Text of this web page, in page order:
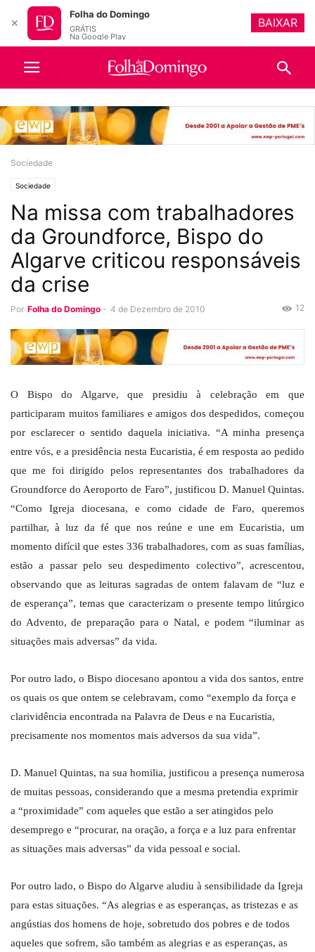
Sociedade
Sociedade
Na missa com trabalhadores
da Groundforce, Bispo do
Algarve criticou responsáveis
da crise
Por Folha do Domingo - 4 de Dezembro de 2010 12
O Bispo do Algarve, que presidiu à celebração em que
participaram muitos familiares e amigos dos despedidos, começou
por esclarecer o sentido daquela iniciativa. “A minha presença
entre vós, e a presidência nesta Eucaristia, é em resposta ao pedido
que me foi dirigido pelos representantes dos trabalhadores da
Groundforce do Aeroporto de Faro”, justificou D. Manuel Quintas.
“Como Igreja diocesana, e como cidade de Faro, queremos
partilhar, à luz da fé que nos reúne e une em Eucaristia, um
momento difícil que estes 336 trabalhadores, com as suas famílias,
estão a passar pelo seu despedimento colectivo”, acrescentou,
observando que as leituras sagradas de ontem falavam de “luz e
de esperança”, temas que caracterizam o presente tempo litúrgico
do Advento, de preparação para o Natal, e podem “iluminar as
situações mais adversas” da vida.
Por outro lado, o Bispo diocesano apontou a vida dos santos, entre
os quais os que ontem se celebravam, como “exemplo da força e
clarividência encontrada na Palavra de Deus e na Eucaristia,
precisamente nos momentos mais adversos da sua vida”.
D. Manuel Quintas, na sua homilia, justificou a presença numerosa
de muitas pessoas, considerando que a mesma pretendia exprimir
a “proximidade” com aqueles que estão a ser atingidos pelo
desemprego e “procurar, na oração, a força e a luz para enfrentar
as situações mais adversas” da vida pessoal e social.
Por outro lado, o Bispo do Algarve aludiu à sensibilidade da Igreja
para estas situações. “As alegrias e as esperanças, as tristezas e as
angústias dos homens de hoje, sobretudo dos pobres e de todos
aqueles que sofrem, são também as alegrias e as esperanças, as
✕
Folha do Domingo
GRÁTIS
Na Google Play
BAIXAR